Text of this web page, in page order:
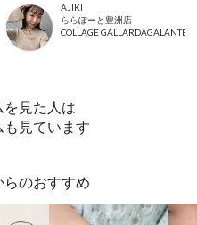
AJIKI
ららぽーと豊洲店
COLLAGE GALLARDAGALANTE
を見た人は
も見ています
のおすすめ